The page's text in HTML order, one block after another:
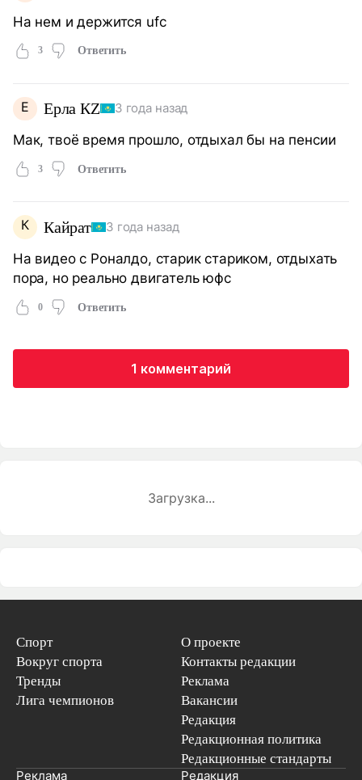
На нем и держится ufc
3 Ответить
Е Ерла КZ 3 года назад
Мак, твоё время прошло, отдыхал бы на пенсии
3 Ответить
К Кайрат 3 года назад
На видео с Роналдо, старик стариком, отдыхать
пора, но реально двигатель юфс
0 Ответить
1 комментарий
Загрузка...
Спорт
Вокруг спорта
Тренды
Лига чемпионов
О проекте
Контакты редакции
Реклама
Вакансии
Редакция
Редакционная политика
Редакционные стандарты
Реклама Редакция